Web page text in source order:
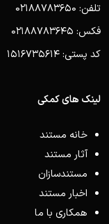
تلفن: 02188783650
فکس: 02188783645
کد پستی: 1516735614
لینک های کمکی
خانه مستند
آثار مستند
مستندسازان
اخبار مستند
همکاری با ما